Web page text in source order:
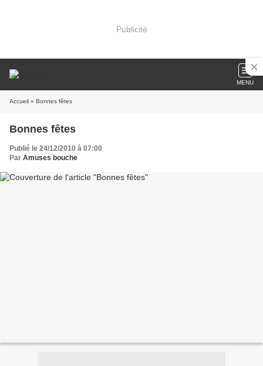
Publicité
MENU
Accueil » Bonnes fêtes
Bonnes fêtes
Publié le 24/12/2010 à 07:00
Par Amuses bouche